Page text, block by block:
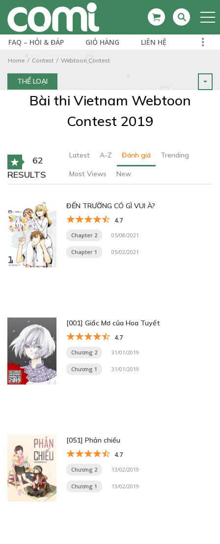
FAQ – HỎI & ĐÁP GIỎ HÀNG LIÊN HỆ
Home Contest Webtoon Contest
THỂ LOẠI
Bài thi Vietnam Webtoon
Contest 2019
62
RESULTS
Latest A-Z Đánh giá Trending
Most Views New
ĐẾN TRƯỜNG CÓ GÌ VUI À?
4.7
Chapter 2 05/08/2021
Chapter 1 05/02/2021
[001] Giấc Mơ của Hoa Tuyết
4.7
Chương 2 31/01/2019
Chương 1 31/01/2019
[051] Phản chiếu
4.7
Chương 2 13/02/2019
Chương 1 13/02/2019